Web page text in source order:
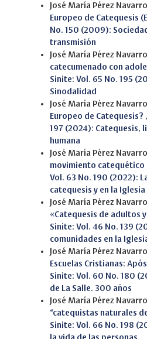
José María Pérez
Europeo de Catequesis
No. 150 (2009):
transmisión
José María Pérez
catecumenado con
Sinite: Vol. 65 No. 195
Sinodalidad
José María Pérez
Europeo de Catequesis? ,
197 (2024): Catequesis,
humana
José María Pérez
movimiento catequético
Vol. 63 No. 190 (2022):
catequesis y en la Iglesia
José María Pérez
«Catequesis de adultos
Sinite: Vol. 46 No. 139
comunidades en la
José María Pérez
Escuelas Cristianas:
Sinite: Vol. 60 No. 180
de La Salle. 300 años
José María Pérez
“catequistas naturales
Sinite: Vol. 66 No. 198